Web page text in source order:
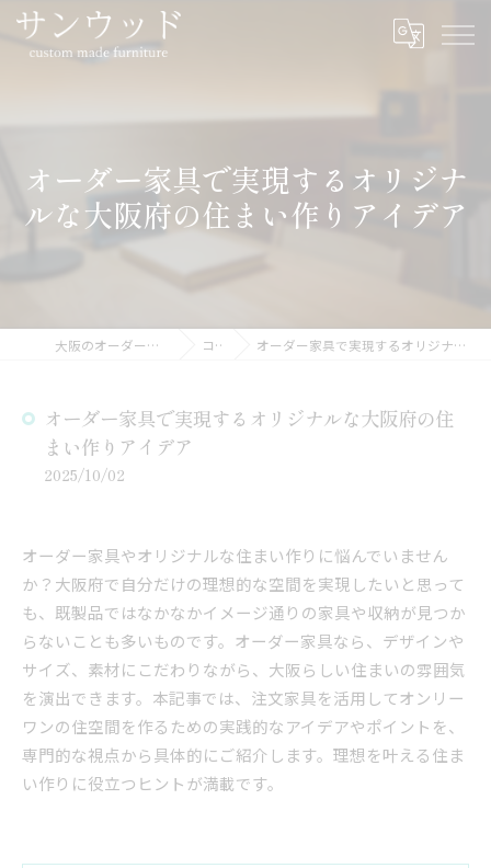
オーダー家具で実現するオリジナ
ルな大阪府の住まい作りアイデア
大阪のオーダー家具ならサンウッド コラム オーダー家具で実現するオリジナルな大阪府の住まい作りアイデア
オーダー家具で実現するオリジナルな大阪府の住
まい作りアイデア
2025/10/02
オーダー家具やオリジナルな住まい作りに悩んでいません
か？大阪府で自分だけの理想的な空間を実現したいと思って
も、既製品ではなかなかイメージ通りの家具や収納が見つか
らないことも多いものです。オーダー家具なら、デザインや
サイズ、素材にこだわりながら、大阪らしい住まいの雰囲気
を演出できます。本記事では、注文家具を活用してオンリー
ワンの住空間を作るための実践的なアイデアやポイントを、
専門的な視点から具体的にご紹介します。理想を叶える住ま
い作りに役立つヒントが満載です。